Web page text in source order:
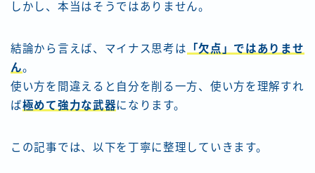
しかし、本当はそうではありません。
結論から言えば、マイナス思考は 「欠点」ではありませ
ん。
使い方を間違えると自分を削る一方、使い方を理解すれ
ば極めて強力な武器になります。
この記事では、以下を丁寧に整理していきます。